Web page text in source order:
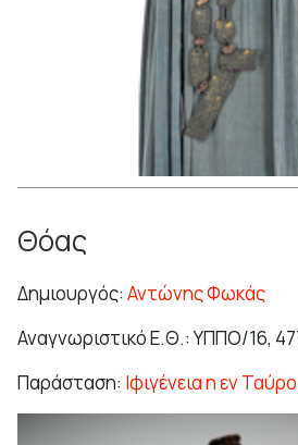
Θόας
Δημιουργός: Αντώνης Φωκάς
Αναγνωριστικό Ε.Θ.: ΥΠΠΟ/16,
Παράσταση: Ιφιγένεια η εν